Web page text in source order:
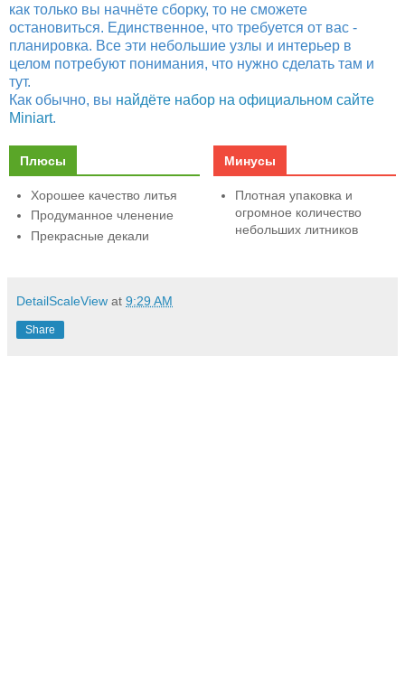
как только вы начнёте сборку, то не сможете
остановиться. Единственное, что требуется от вас -
планировка. Все эти небольшие узлы и интерьер в
целом потребуют понимания, что нужно сделать там и
тут.
Как обычно, вы найдёте набор на официальном сайте
Miniart.
Плюсы
Хорошее качество литья
Продуманное членение
Прекрасные декали
Минусы
Плотная упаковка и
огромное количество
небольших литников
DetailScaleView at 9:29 AM
Share